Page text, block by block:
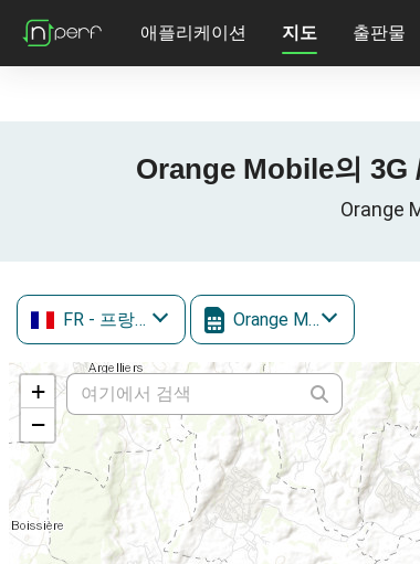
애플리케이션 지도 출판물
Orange Mobile의 3G
Orange
FR - 프랑스 Orange Mobile
+
−